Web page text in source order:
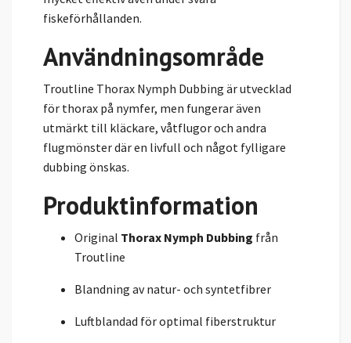
fiskeförhållanden.
Användningsområde
Troutline Thorax Nymph Dubbing är utvecklad
för thorax på nymfer, men fungerar även
utmärkt till kläckare, våtflugor och andra
flugmönster där en livfull och något fylligare
dubbing önskas.
Produktinformation
Original Thorax Nymph Dubbing från
Troutline
Blandning av natur- och syntetfibrer
Luftblandad för optimal fiberstruktur